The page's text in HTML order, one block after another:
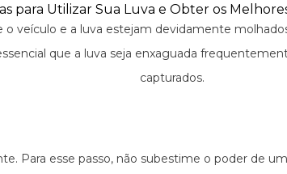
para Utilizar Sua Luva e Obter os
veículo e a luva estejam devidamente
que a luva seja enxaguada
capturados.
Para esse passo, não subestime o poder de